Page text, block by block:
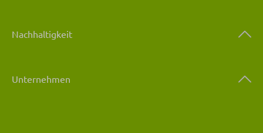
Nachhaltigkeit
Unternehmen